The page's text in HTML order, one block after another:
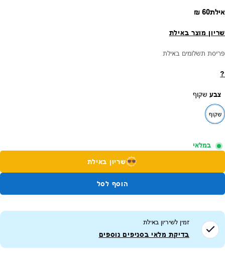
אילתמחיר רגיל
60 ₪
שריון מוצר באילת
פריסת תשלומים באילת
?
צבע שקוף
שקוף
במלאי
שריון באילת
הוסף לסל
זמין לשיריון באילת
בדיקת מלאי בסניפים נוספים